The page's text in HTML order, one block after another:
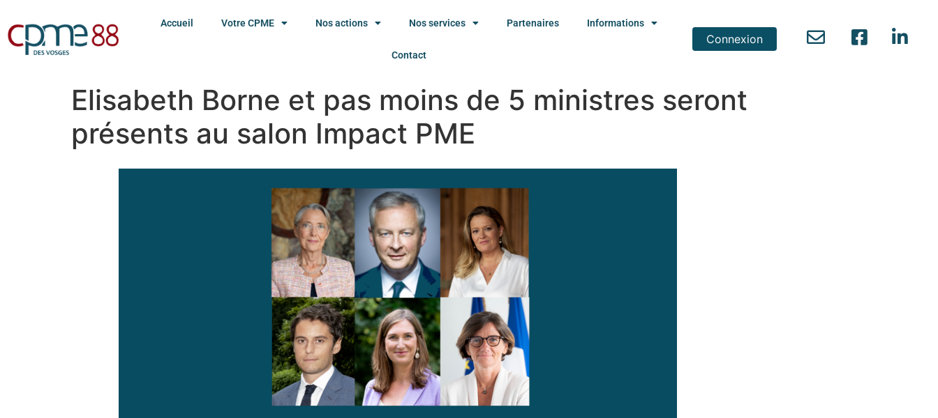
Accueil Votre CPME Nos actions Nos services Partenaires Informations
Contact
Connexion
Elisabeth Borne et pas moins de 5 ministres seront
présents au salon Impact PME